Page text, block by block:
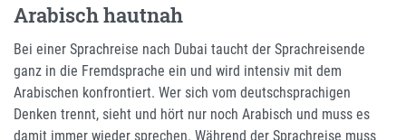
Arabisch hautnah
Bei einer Sprachreise nach Dubai taucht der Sprachreisende
ganz in die Fremdsprache ein und wird intensiv mit dem
Arabischen konfrontiert. Wer sich vom deutschsprachigen
Denken trennt, sieht und hört nur noch Arabisch und muss es
damit immer wieder sprechen. Während der Sprachreise muss